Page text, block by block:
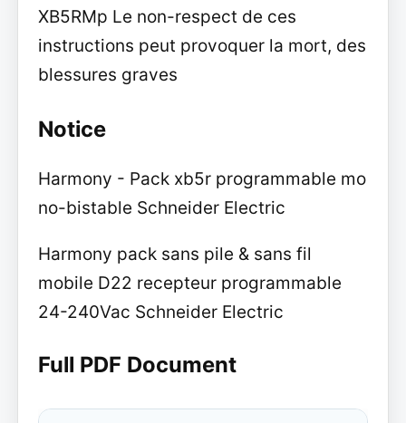
XB5RMp Le non-respect de ces
instructions peut provoquer la mort, des
blessures graves
Notice
Harmony - Pack xb5r programmable mo
no-bistable Schneider Electric
Harmony pack sans pile & sans fil
mobile D22 recepteur programmable
24-240Vac Schneider Electric
Full PDF Document